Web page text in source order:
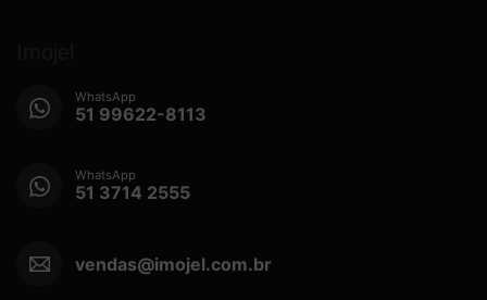
WhatsApp
51 99622-8113
WhatsApp
51 3714 2555
vendas@imojel.com.br